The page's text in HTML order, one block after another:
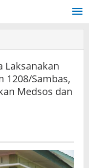
Laksanakan
1208/Sambas,
Medsos dan